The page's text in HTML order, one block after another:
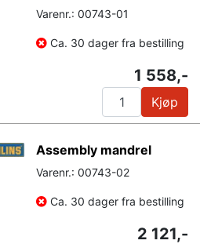
Varenr.: 00743-01
Ca. 30 dager fra bestilling
1 558,-
Kjøp
Assembly mandrel
Varenr.: 00743-02
Ca. 30 dager fra bestilling
2 121,-